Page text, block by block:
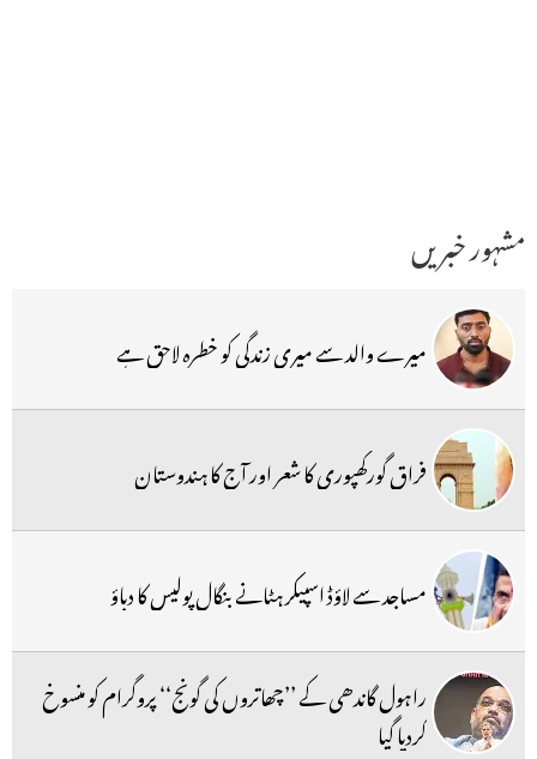
مشہور خبریں
میرے والد سے میری زندگی کو خطرہ لاحق ہے
فراق گورکھپوری کا شعر اور آج کا ہندوستان
مساجد سے لاؤڈ اسپیکر ہٹانے بنگال پولیس کا دباؤ
راہول گاندھی کے ’’چھاتروں کی گونج‘‘ پروگرام کو منسوخ
کردیا گیا